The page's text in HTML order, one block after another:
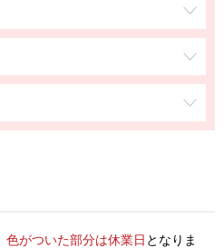
色がついた部分は休業日 となりま